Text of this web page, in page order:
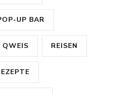
UP BAR
QWEIS REISEN